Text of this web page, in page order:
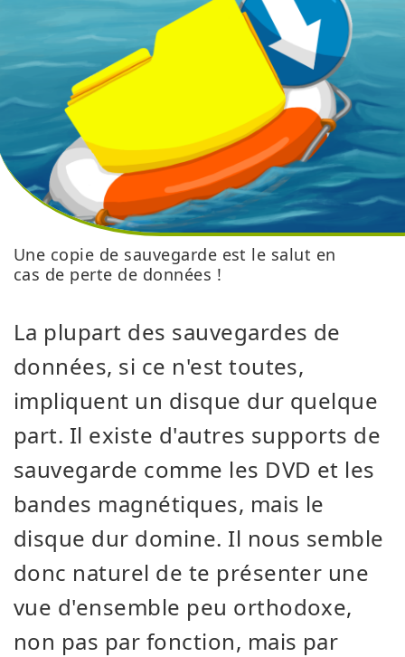
Une copie de sauvegarde est le salut en
cas de perte de données !
La plupart des sauvegardes de
données, si ce n'est toutes,
impliquent un disque dur quelque
part. Il existe d'autres supports de
sauvegarde comme les DVD et les
bandes magnétiques, mais le
disque dur domine. Il nous semble
donc naturel de te présenter une
vue d'ensemble peu orthodoxe,
non pas par fonction, mais par